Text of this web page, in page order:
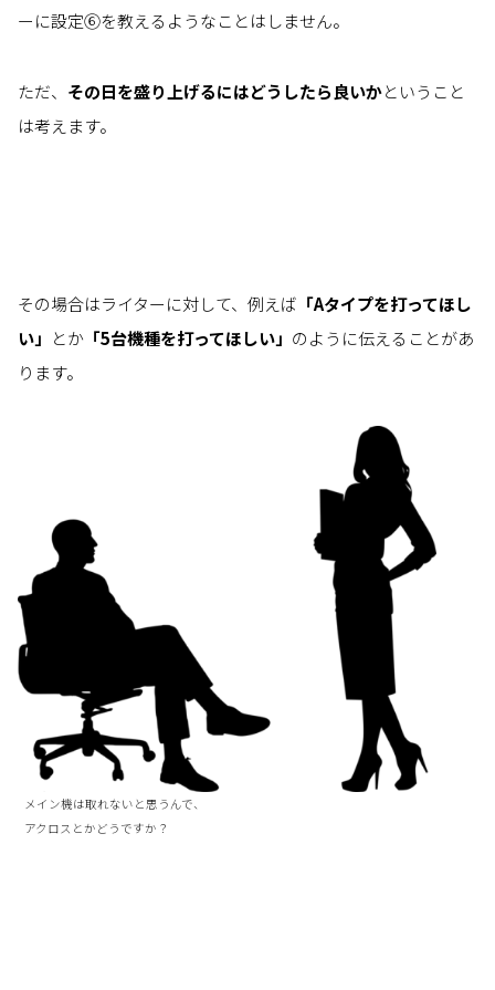
ーに設定⑥を教えるようなことはしません。
ただ、 その日を盛り上げるにはどうしたら良いかということ
は考えます。
その場合はライターに対して、例えば 「Aタイプを打ってほし
い」 とか 「5台機種を打ってほしい」 のように伝えることがあ
ります。
メイン機は取れないと思うんで、
アクロスとかどうですか？